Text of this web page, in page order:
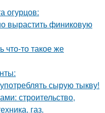
огурцов:
вырастить финиковую
что-то такое же
сырую тыкву!
строительство,
газ.